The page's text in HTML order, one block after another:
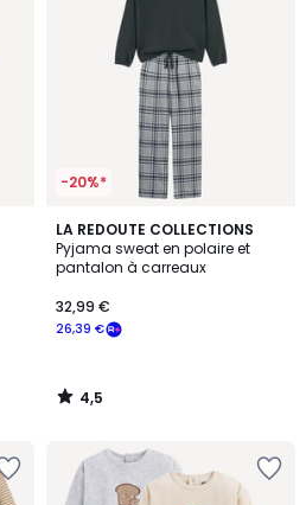
-20%*
LA REDOUTE COLLECTIONS
Pyjama sweat en polaire et
pantalon à carreaux
26,39 €
32,99 €
4,5
/ 5
4,5
/